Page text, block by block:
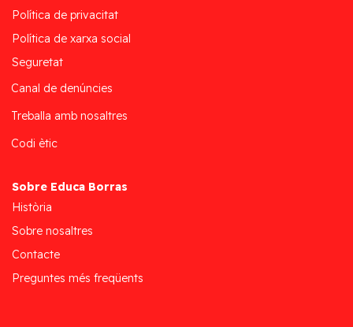
Política de privacitat
Política de xarxa social
Seguretat
Canal de denúncies
Treballa amb nosaltres
Codi ètic
Sobre Educa Borras
Història
Sobre nosaltres
Contacte
Preguntes més freqüents